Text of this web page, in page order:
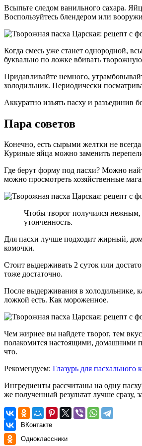
Всыпьте следом ванильного сахара.
Воспользуйтесь блендером или
Когда смесь уже станет однородной,
буквально по ложке вбивать
Придавливайте немного,
холодильник. Периодически
Аккуратно изъять пасху и разъединив
Пара советов
Конечно, есть сырыми желтки не
Куриные яйца можно заменить
Где берут форму под пасхи? Можно
можно просмотреть хозяйственные
Чтобы творог получился нежным,
утонченность.
Для пасхи лучше подходит жирный,
комочки.
Стоит выдерживать 2 суток или
тоже достаточно.
После выдерживания в холодильнике,
ложкой есть. Как мороженное.
Чем жирнее вы найдете творог, тем
полакомится настоящими, домашними
что.
Рекомендуем: Глазурь для пасхального
Ингредиенты рассчитаны на одну
же полученный результат лучше сразу,
ВКонтакте
Одноклассники